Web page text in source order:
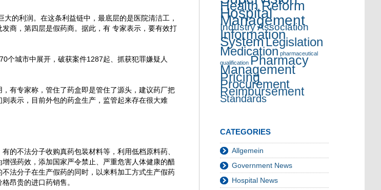
的利润。在这条利益链中，最底层的是医院清洁工，
商，第四层是假药商。据此，有 专家表示，要有效打
个城市中展开，破获案件1287起、抓获犯罪嫌疑人
有专家称，管住了药盒即是管住了源头，建议药厂把
表示，目前外包的药盒生产，监管起来存在很大难
的不法分子收购真药包装材料等，利用低档原料药、
强药效，添加国家严令禁止、严重危害人体健康的醋
法分子在生产假药的同时，以来料加工方式生产假药
昂贵的进口药销售。
Health Reform
Hospital
Management
Industry Association
Information
SystemLegislation
Medication pharmaceutical
qualification Pharmacy
Management
Pricing
Procurement
Reimbursement
Standards
CATEGORIES
Allgemein
Government News
Hospital News